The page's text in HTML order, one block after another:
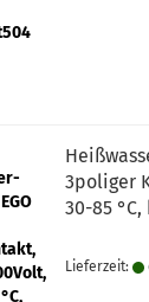
3poliger
30-85 °C,
Lieferzeit: